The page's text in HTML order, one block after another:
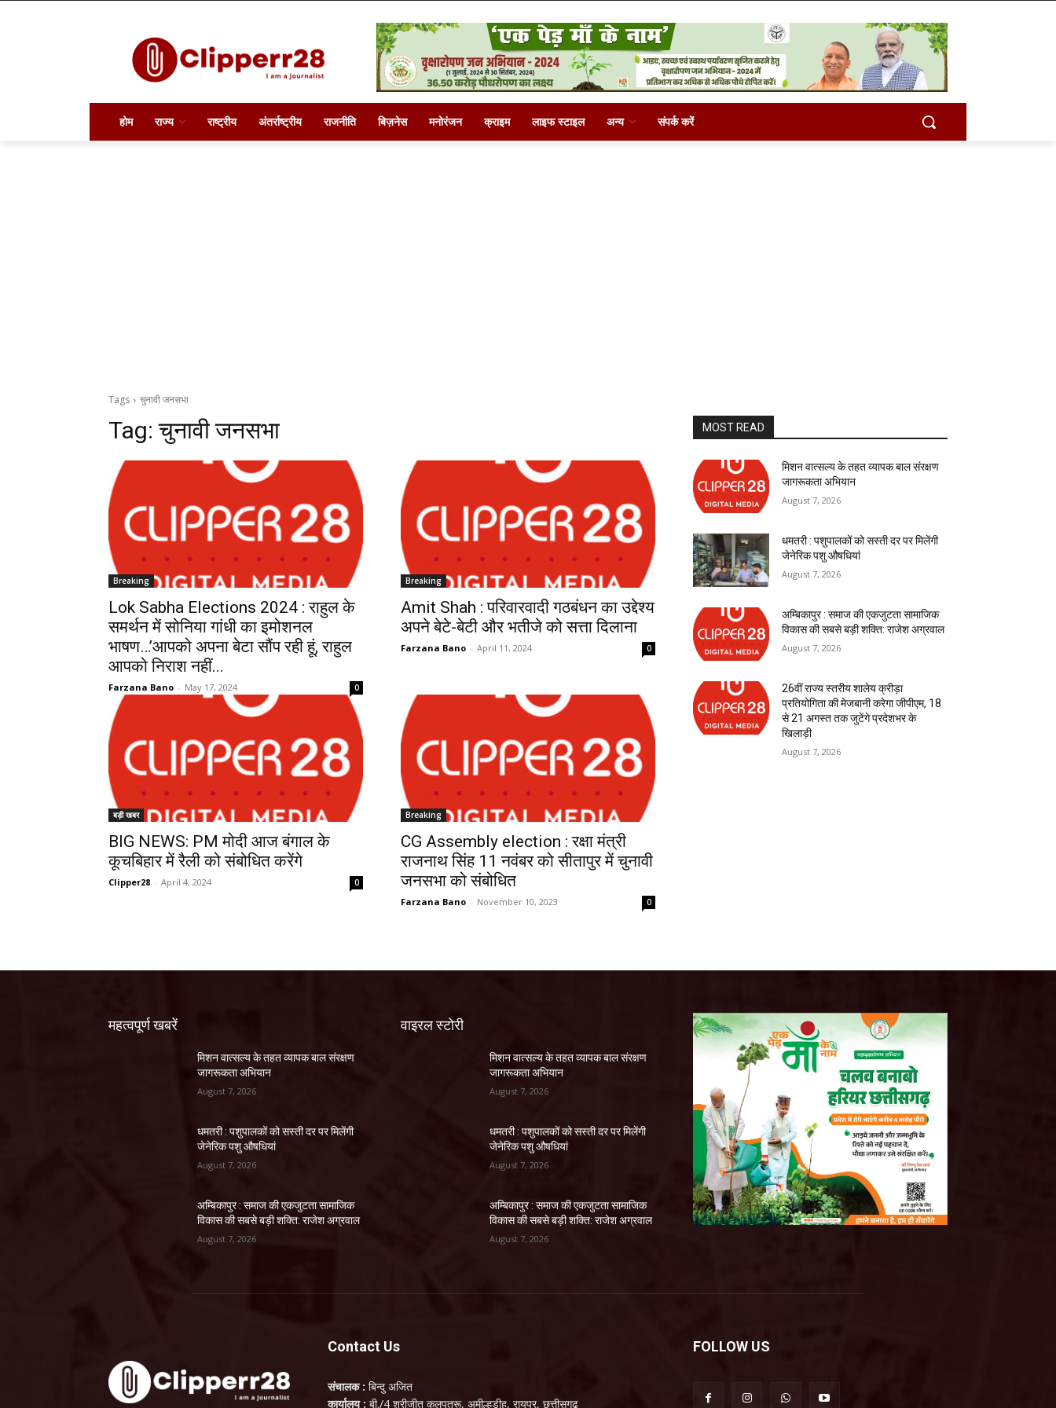
होम राज्य राष्ट्रीय अंतर्राष्ट्रीय राजनीति बिज़नेस मनोरंजन क्राइम लाइफ स्टाइल अन्य संपर्क करें
Tags चुनावी जनसभा
Tag:चुनावी जनसभा
Breaking
Lok Sabha Elections 2024 : राहुल के
समर्थन में सोनिया गांधी का इमोशनल
भाषण…’आपको अपना बेटा सौंप रही हूं, राहुल
आपको निराश नहीं...
Farzana Bano - May 17, 2024 0
Breaking
Amit Shah : परिवारवादी गठबंधन का उद्देश्य
अपने बेटे-बेटी और भतीजे को सत्ता दिलाना
Farzana Bano - April 11, 2024 0
बड़ी खबर
BIG NEWS: PM मोदी आज बंगाल के
कूचबिहार में रैली को संबोधित करेंगे
Clipper28 - April 4, 2024 0
Breaking
CG Assembly election : रक्षा मंत्री
राजनाथ सिंह 11 नवंबर को सीतापुर में चुनावी
जनसभा को संबोधित
Farzana Bano - November 10, 2023 0
MOST READ
मिशन वात्सल्य के तहत व्यापक बाल संरक्षण
जागरूकता अभियान
August 7, 2026
धमतरी : पशुपालकों को सस्ती दर पर मिलेंगी
जेनेरिक पशु औषधियां
August 7, 2026
अम्बिकापुर : समाज की एकजुटता सामाजिक
विकास की सबसे बड़ी शक्ति: राजेश अग्रवाल
August 7, 2026
26वीं राज्य स्तरीय शालेय क्रीड़ा
प्रतियोगिता की मेजबानी करेगा जीपीएम, 18
से 21 अगस्त तक जुटेंगे प्रदेशभर के
खिलाड़ी
August 7, 2026
महत्वपूर्ण खबरें
मिशन वात्सल्य के तहत व्यापक बाल संरक्षण
जागरूकता अभियान
August 7, 2026
धमतरी : पशुपालकों को सस्ती दर पर मिलेंगी
जेनेरिक पशु औषधियां
August 7, 2026
अम्बिकापुर : समाज की एकजुटता सामाजिक
विकास की सबसे बड़ी शक्ति: राजेश अग्रवाल
August 7, 2026
वाइरल स्टोरी
मिशन वात्सल्य के तहत व्यापक बाल संरक्षण
जागरूकता अभियान
August 7, 2026
धमतरी : पशुपालकों को सस्ती दर पर मिलेंगी
जेनेरिक पशु औषधियां
August 7, 2026
अम्बिकापुर : समाज की एकजुटता सामाजिक
विकास की सबसे बड़ी शक्ति: राजेश अग्रवाल
August 7, 2026
Contact Us
संचालक : बिन्दु अजित
कार्यालय : बी./4 श्रीजीत कलपतरू, अमील्हडीह, रायपुर, छत्तीसगढ़
FOLLOW US